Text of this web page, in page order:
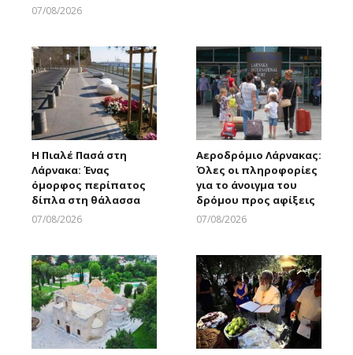
07/08/2026
Η Πιαλέ Πασά στη
Λάρνακα: Ένας
όμορφος περίπατος
δίπλα στη θάλασσα
07/08/2026
Αεροδρόμιο Λάρνακας:
Όλες οι πληροφορίες
για το άνοιγμα του
δρόμου προς αφίξεις
07/08/2026